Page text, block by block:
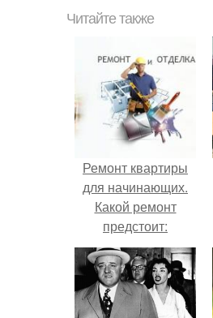
Читайте также
Ремонт квартиры
для начинающих.
Какой ремонт
предстоит:
косметический или
капитальный